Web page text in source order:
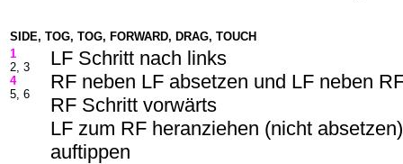
SIDE, TOG, TOG, FORWARD, DRAG, TOUCH
1
2, 3
4
5, 6
LF Schritt nach links
RF neben LF absetzen und LF neben
RF Schritt vorwärts
LF zum RF heranziehen (nicht
auftippen